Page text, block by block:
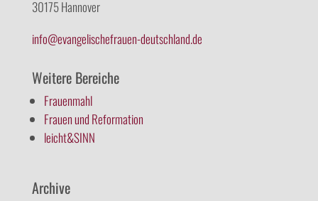
30175 Hannover
info@evangelischefrauen-deutschland.de
Weitere Bereiche
Frauenmahl
Frauen und Reformation
leicht&SINN
Archive